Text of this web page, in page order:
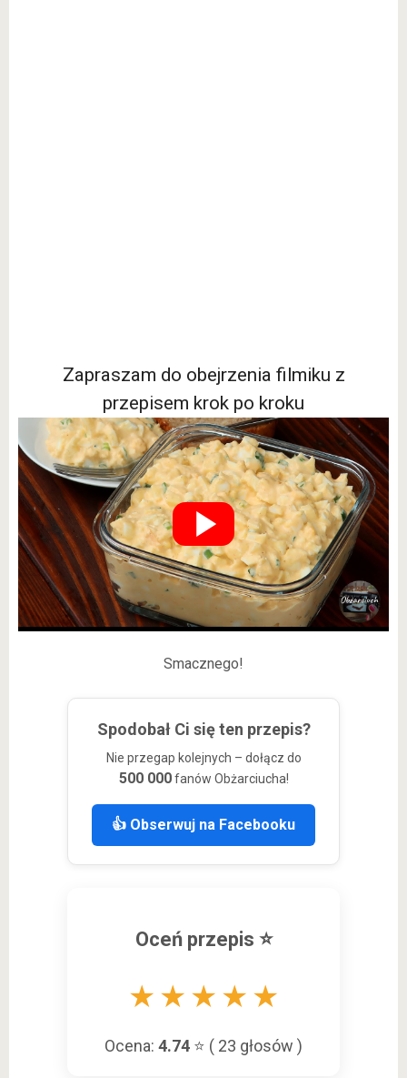
Zapraszam do obejrzenia filmiku z
przepisem krok po kroku
Smacznego!
Spodobał Ci się ten przepis?
Nie przegap kolejnych – dołącz do
500 000fanów Obżarciucha!
👍 Obserwuj na Facebooku
Oceń przepis ⭐
★ ★ ★ ★ ★
Ocena: 4.74 ⭐ ( 23 głosów )